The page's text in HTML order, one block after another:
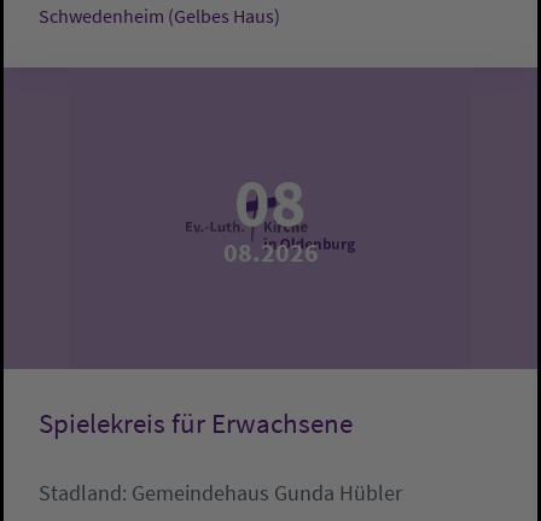
Schwedenheim (Gelbes Haus)
08
08.2026
Spielekreis für Erwachsene
Stadland: Gemeindehaus Gunda Hübler